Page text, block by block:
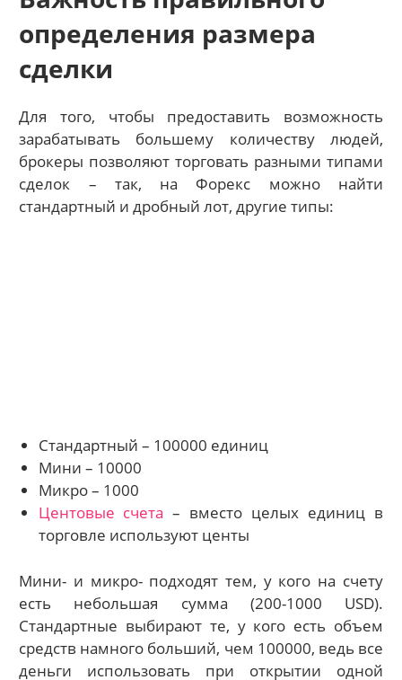
определения размера
сделки
Для того, чтобы предоставить возможность
зарабатывать большему количеству людей,
брокеры позволяют торговать разными типами
сделок – так, на Форекс можно найти
стандартный и дробный лот, другие типы:
Стандартный – 100000 единиц
Мини – 10000
Микро – 1000
Центовые счета – вместо целых единиц в
торговле используют центы
Мини- и микро- подходят тем, у кого на счету
есть небольшая сумма (200-1000 USD).
Стандартные выбирают те, у кого есть объем
средств намного больший, чем 100000, ведь все
деньги использовать при открытии одной